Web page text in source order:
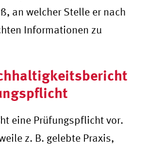
an welcher Stelle er nach
Informationen zu
eine Prüfungspflicht vor.
z. B. gelebte Praxis,